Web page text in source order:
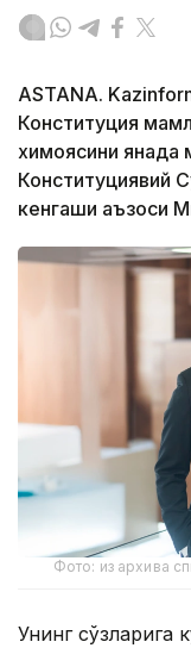
ASTANA.
Конституция
химоясини янада
Конституциявий
кенгаши аъзоси
Фото: из архива
Унинг сўзларига